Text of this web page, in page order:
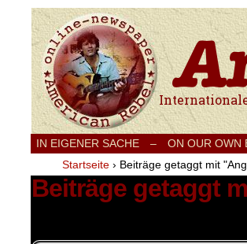
Internationale
IN EIGENER SACHE – ON OUR
Startseite › Beiträge getaggt mit
Beiträge getaggt